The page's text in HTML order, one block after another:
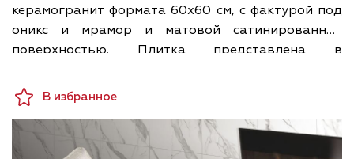
керамогранит формата 60х60 см, с фактурой под
оникс и мрамор и матовой сатинированной
поверхностью. Плитка представлена в
белых, кремовых, светло-серых, бежевых,
перламутровых. Также в коллекцию входит
полированный керамогранит аналогичного
формата, с более насыщенной расцветкой и
В избранное